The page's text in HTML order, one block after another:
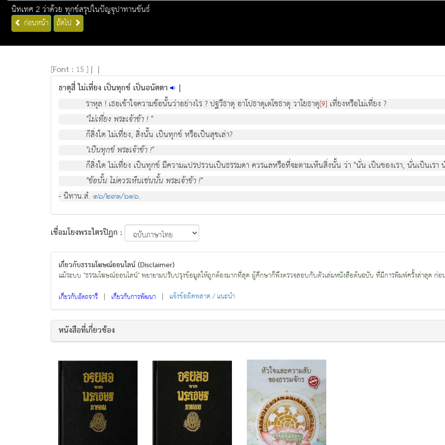
นิทเทศ 2 ว่าด้วย ทุกข์สรุปในปัญจุปาทานขันธ์
ก่อนหน้า ถัดไป
[Font : 15 ] | |
ธาตุสี่ ไม่เที่ยง เป็นทุกข์ เป็นอนัตตา |
ราหุล ! เธอเขาใจความขอนั้นวาอยางไร ? ปฐวีธาตุ อาโปธาตุเตโชธาตุ วาโยธาตุ[9] เที่ยงหรือไมเที่ยง ?
"ไมเที่ยง พระเจาขา ! "
ก็สิ่งใด ไมเที่ยง, สิ่งนั้น เปนทุกข หรือเปนสุขเลา?
"เปนทุกข พระเจาขา !"
ก็สิ่งใด ไมเที่ยง เปนทุกข มีความแปรปรวนเปนธรรมดา ควรแลหรือที่จะตามเห็นสิ่งนั้น วา "นั่น เปนของเรา, นั่นเปนเรา
"ขอนั้น ไมควรเห็นเชนนั้น พระเจาขา !"
- นิทาน.สํ. ๑๖/๒๙๑/๖๑๖.
เชื่อมโยงพระไตรปิฏก :
เกี่ยวกับธรรมโฆษณ์ออนไลน์ (Disclaimer)
แม้ระบบ "ธรรมโฆษณ์ออนไลน์" พยายามปรับปรุงข้อมูลให้ถูกต้องมากที่สุด ผู้ศึกษาก็พึงตรวจสอบกับตัวเล่มหนังสือต้นฉบับ ที่มีการพิมพ์ครั้งล่าสุด ก่อน
เกี่ยวกับอัตถจารี | เกี่ยวกับการพัฒนา | แจ้งข้อผิดพลาด / แนะนำ
หนังสือที่เกี่ยวข้อง